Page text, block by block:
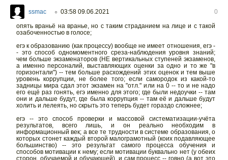
ssmac ○ 03:58 09.06.2021
0
опять враньё на вранье, но с таким страданием на лице и с такой
озабоченностью в голосе;
егэ к образованию (как процессу) вообще не имеет отношения, егэ -
- это способ одномоментного среза-наблюдения уровня знаний;
чем больше экзаменаторов (НЕ вертикальных ступеней экзаменов,
а именно персоналий, выставляющих оценки за одно и то же "в
горизонтали") -- тем больше расхождений этих оценок и тем выше
уровень коррупции, не более того; если самородок из какой-то
задницы мира сдал этот экзамен на "отл." или на 0 -- то и не надо
его ещё раз гонять, егэ именно для этого; где были недоучки -- там
они и дальше будут, где была коррупция -- там её и дальше будут
холить и лелеять, но скрыть это теперь будет гораздо сложнее;
егэ -- это способ проверки и массовой систематизации-учёта
результатов, всего лишь, и он реально необходим в
информационный век; а все те трудности в системе образования, о
которых стонет каждый второй малограмотный (коих подавляющее
большинство) -- это результат самого процесса обучения и
способов мотивации к нему; если мотивации буквально нет (у обеих